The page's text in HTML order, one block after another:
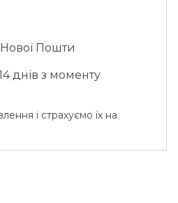
Пошти
днів з моменту
і страхуємо їх на